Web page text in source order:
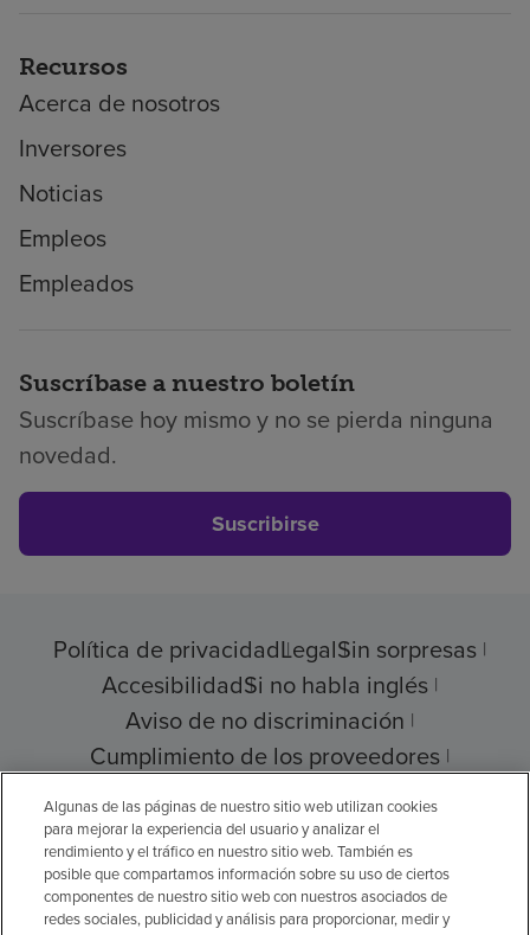
Recursos
Acerca de nosotros
Inversores
Noticias
Empleos
Empleados
Suscríbase a nuestro boletín
Suscríbase hoy mismo y no se pierda ninguna
novedad.
Suscribirse
Política de privacidadLegalSin sorpresas
AccesibilidadSi no habla inglés
Aviso de no discriminación
Cumplimiento de los proveedores
Transparencia de precios
© 2026 Encompass Health Corporation
Algunas de las páginas de nuestro sitio web utilizan cookies
para mejorar la experiencia del usuario y analizar el
rendimiento y el tráfico en nuestro sitio web. También es
posible que compartamos información sobre su uso de ciertos
componentes de nuestro sitio web con nuestros asociados de
redes sociales, publicidad y análisis para proporcionar, medir y